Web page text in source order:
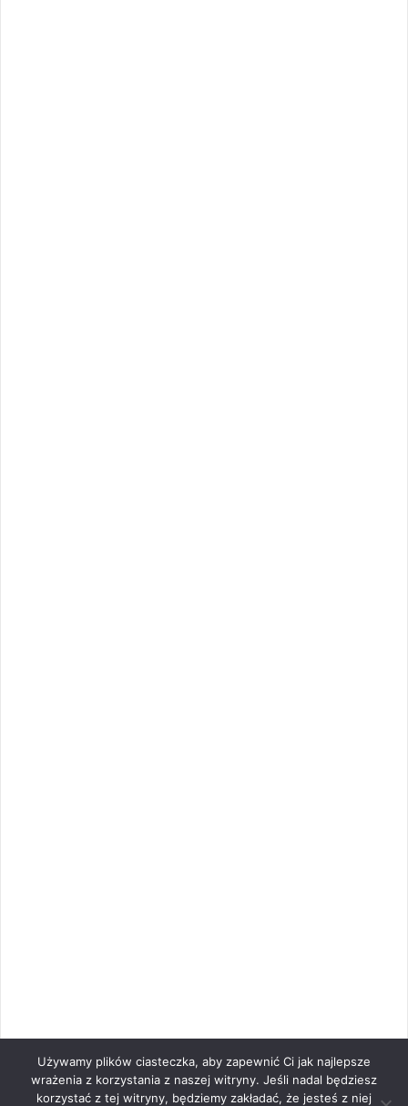
Używamy plików ciasteczka, aby zapewnić Ci jak najlepsze
wrażenia z korzystania z naszej witryny. Jeśli nadal będziesz
korzystać z tej witryny, będziemy zakładać, że jesteś z niej